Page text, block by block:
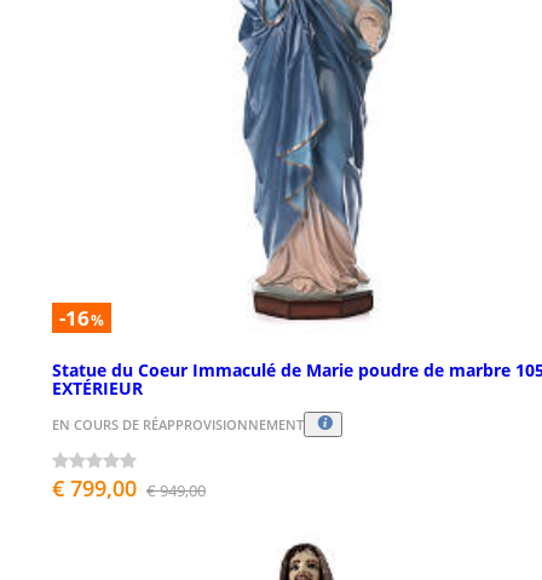
-16%
Statue du Coeur Immaculé de Marie poudre de marbre
EXTÉRIEUR
EN COURS DE RÉAPPROVISIONNEMENT
€ 799,00 € 949,00